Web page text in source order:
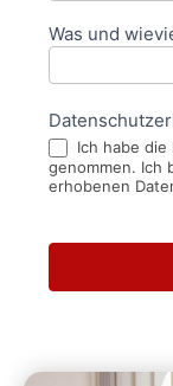
Was und
Ich habe
genommen. Ich
erhobenen